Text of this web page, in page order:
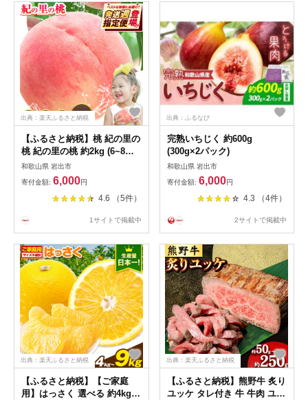
出典：楽天ふるさと納税
【ふるさと納税】桃 紀の里の
桃 紀の里の桃 約2kg (6~8玉)/
2玉 /約1kg(3~5玉) 《6月中
旬-8月中旬頃出荷》 2026年
先行予約 紀の里の桃 白鳳 日
川白鳳 なつっこ 清水白桃 川
和歌山県 岩出市
寄付金額: 6,000円
4.6 （5件）
1サイトで掲載中
出典：ふるなび
完熟いちじく 約600g
(300g×2パック)
和歌山県 岩出市
寄付金額: 6,000円
4.3 （4件）
2サイトで掲載中
出典：楽天ふるさと納税
【ふるさと納税】【ご家庭
用】はっさく 選べる 約4kg
出典：楽天ふるさと納税
【ふるさと納税】熊野牛 炙り
ユッケ タレ付き 牛 牛肉 ユッ